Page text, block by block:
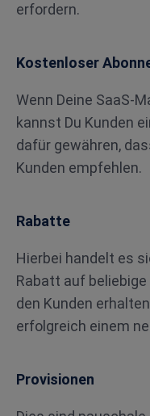
erfordern.
Kostenloser
Wenn Deine SaaS-
kannst Du Kunden
dafür gewähren,
Kunden empfehlen.
Rabatte
Hierbei handelt es
Rabatt auf
den Kunden
erfolgreich einem
Provisionen